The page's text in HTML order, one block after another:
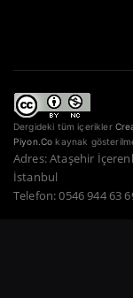
Dergideki tüm içerikler
Piyon.Co kaynak
Adres: Ataşehir
İstanbul
Telefon: 0546 944 63